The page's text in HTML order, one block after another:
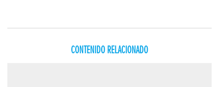
CONTENIDO RELACIONADO